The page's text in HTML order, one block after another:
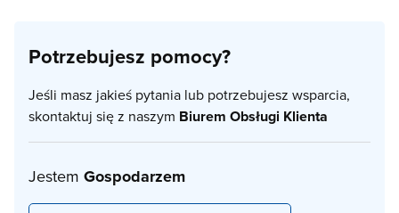
Potrzebujesz pomocy?
Jeśli masz jakieś pytania lub potrzebujesz wsparcia,
skontaktuj się z naszym Biurem Obsługi Klienta
Jestem Gospodarzem